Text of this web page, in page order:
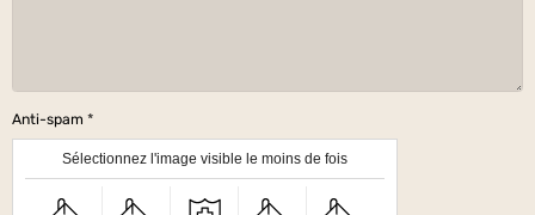
Anti-spam
Sélectionnez l'image visible le moins de fois